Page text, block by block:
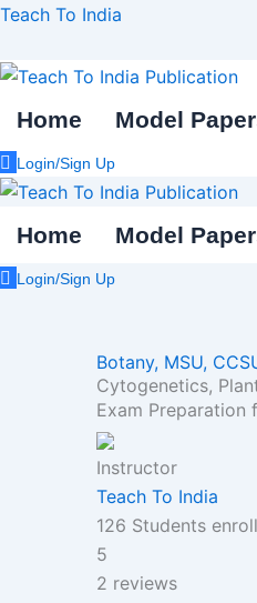
Skip
content
Teach To India
Home Model
Login/Sign Up
Home Model
Login/Sign Up
Botany, MSU,
Cytogenetics, Plant
Exam Preparation
Instructor
Teach To India
126 Students
5
2 reviews